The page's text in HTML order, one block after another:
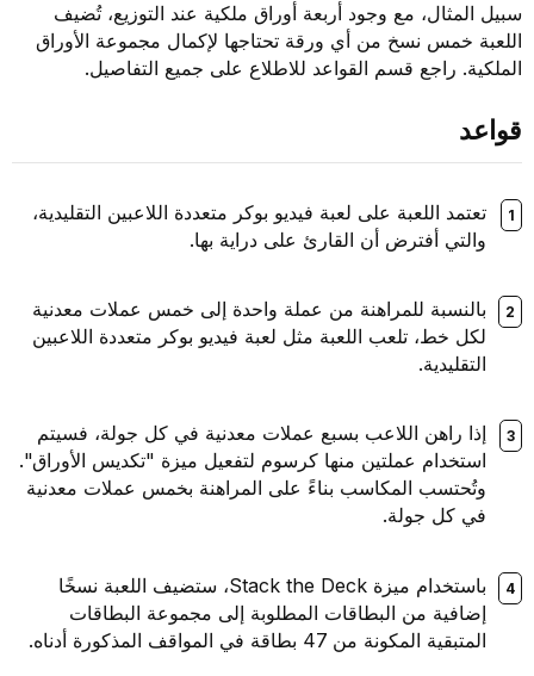
سبيل المثال، مع وجود أربعة أوراق ملكية عند التوزيع، تُضيف
اللعبة خمس نسخ من أي ورقة تحتاجها لإكمال مجموعة الأوراق
الملكية. راجع قسم القواعد للاطلاع على جميع التفاصيل.
قواعد
تعتمد اللعبة على لعبة فيديو بوكر متعددة اللاعبين التقليدية،
والتي أفترض أن القارئ على دراية بها.
بالنسبة للمراهنة من عملة واحدة إلى خمس عملات معدنية
لكل خط، تلعب اللعبة مثل لعبة فيديو بوكر متعددة اللاعبين
التقليدية.
إذا راهن اللاعب بسبع عملات معدنية في كل جولة، فسيتم
استخدام عملتين منها كرسوم لتفعيل ميزة "تكديس الأوراق".
وتُحتسب المكاسب بناءً على المراهنة بخمس عملات معدنية
في كل جولة.
باستخدام ميزة Stack the Deck، ستضيف اللعبة نسخًا
إضافية من البطاقات المطلوبة إلى مجموعة البطاقات
المتبقية المكونة من 47 بطاقة في المواقف المذكورة أدناه.